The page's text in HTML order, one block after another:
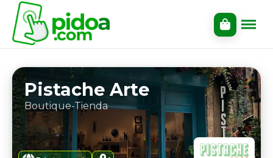
Pistache Arte
Boutique-Tienda